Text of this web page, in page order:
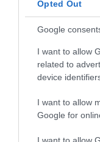
Opted Out
Google
I want to allow
related to
device
I want to allow
Google for
I want to allow
Εορτολόγιο: Ποιοι
σήμερα,
07.08.2026 | 08:30
Καιρός: Πάνω από
σήμερα η
Εύβοια
07.08.2026 | 08:15
Τι είναι οι
γανωματήδες και
έφτασαν σε αυτό